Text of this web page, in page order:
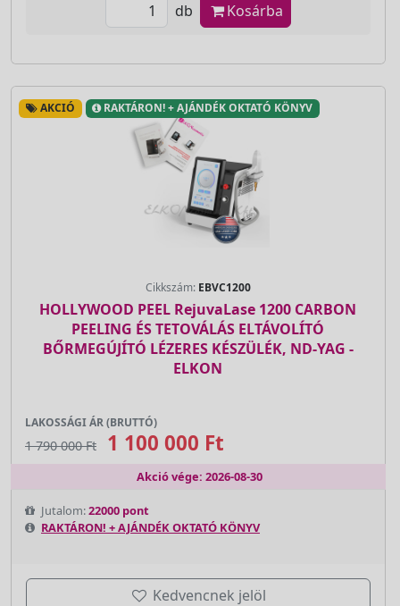
db Kosárba
AKCIÓ RAKTÁRON! + AJÁNDÉK OKTATÓ KÖNYV
Cikkszám: EBVC1200
HOLLYWOOD PEEL RejuvaLase 1200 CARBON
PEELING ÉS TETOVÁLÁS ELTÁVOLÍTÓ
BŐRMEGÚJÍTÓ LÉZERES KÉSZÜLÉK, ND-YAG -
ELKON
LAKOSSÁGI ÁR (BRUTTÓ)
1 790 000 Ft 1 100 000 Ft
Akció vége: 2026-08-30
Jutalom:22000 pont
RAKTÁRON! + AJÁNDÉK OKTATÓ KÖNYV
Kedvencnek jelöl